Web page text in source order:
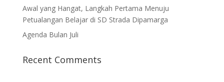
Awal yang Hangat, Langkah Pertama Menuju
Petualangan Belajar di SD Strada Dipamarga
Agenda Bulan Juli
Recent Comments